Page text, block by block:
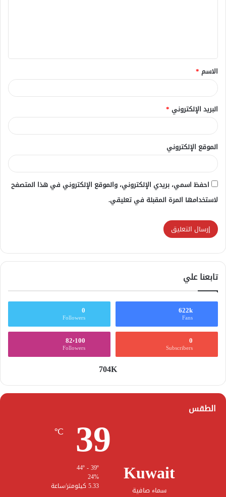
ق
*
الاسم *
البريد الإلكتروني *
الموقع الإلكتروني
احفظ اسمي، بريدي الإلكتروني، والموقع الإلكتروني في هذا المتصفح
لاستخدامها المرة المقبلة في تعليقي.
تابعنا علي
622k
Fans
0
Followers
0
Subscribers
82٬100
Followers
704K
الطقس
Kuwait
سماء صافية
39
℃
24%
5.33 كيلومتر/ساعة